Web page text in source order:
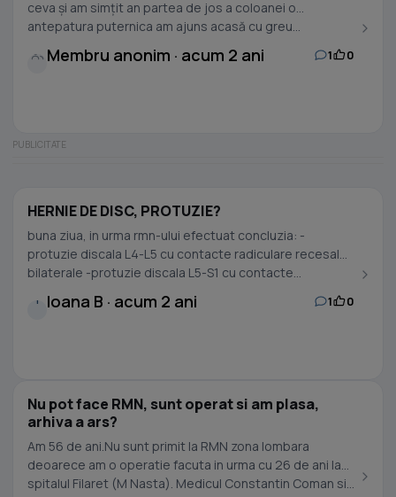
ceva și am simțit an partea de jos a coloanei o
antepatura puternica am ajuns acasă cu greu...
Membru anonim · acum 2 ani 1 0
HERNIE DE DISC, PROTUZIE?
buna ziua, in urma rmn-ului efectuat concluzia: -
protuzie discala L4-L5 cu contacte radiculare recesale
bilaterale -protuzie discala L5-S1 cu contacte...
I Ioana B · acum 2 ani 1 0
Nu pot face RMN, sunt operat si am plasa,
arhiva a ars?
Am 56 de ani.Nu sunt primit la RMN zona lombara
deoarece am o operatie facuta in urma cu 26 de ani la
spitalul Filaret (M Nasta). Medicul Constantin Coman si...